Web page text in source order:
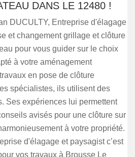
DANS LE 12480 !
DUCULTY, Entreprise d'élagage
et changement grillage et clôture
pour vous guider sur le choix
à votre aménagement
en pose de clôture
spécialistes, ils utilisent des
Ses expériences lui permettent
avisés pour une clôture sur
à votre propriété.
d'élagage et paysagist c’est
vos travaux à Brousse Le